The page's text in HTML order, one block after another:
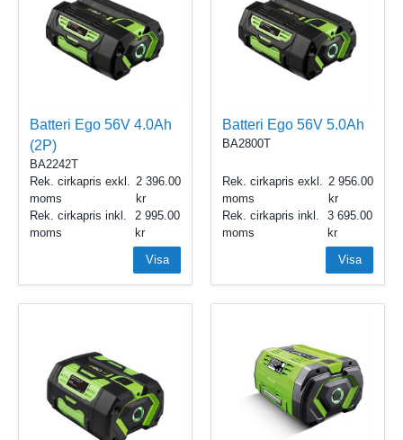
Batteri Ego 56V 4.0Ah
(2P)
BA2242T
Rek. cirkapris exkl.
moms
2 396.00
Rek. cirkapris inkl.
moms
2 995.00
Visa
Batteri Ego 56V 5.0Ah
BA2800T
Rek. cirkapris exkl.
moms
2 956.00
Rek. cirkapris inkl.
moms
3 695.00
Visa